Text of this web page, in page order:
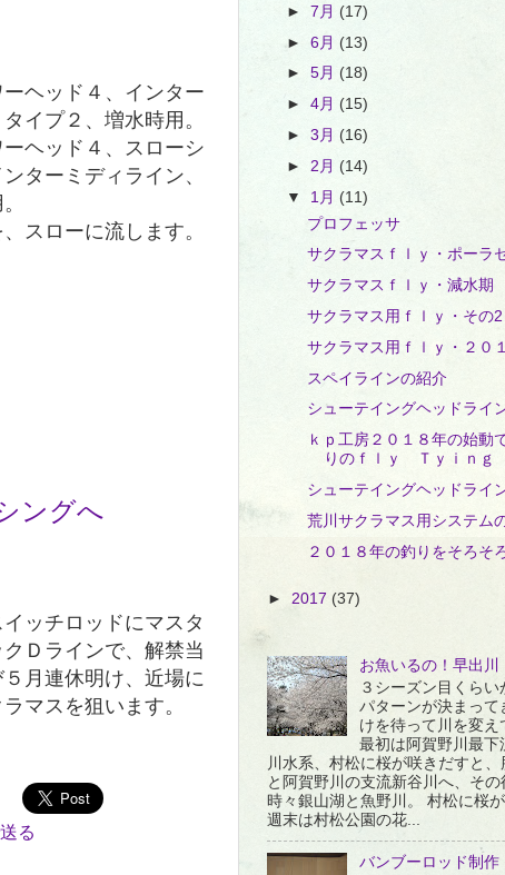
ヘッド４、
インター
イプ２、 増水時用。
ヘッド４、スローシ
ンターミディライン、
スローに流します。
イッチロッドにマスタ
Ｄラインで、 解禁当
月連休明け、近場に
マスを狙います。
►7月(17)
►6月(13)
►5月(18)
►4月(15)
►3月 (16)
► 2月(14)
▼ 1月(11)
プロフェッサ
サクラマスｆｌｙ・ポーラ
サクラマスｆｌｙ・減水期
サクラマス用ｆｌｙ・その2
サクラマス用ｆｌｙ・２０
スペイラインの紹介
シューテイングヘッドライ
ｋｐ工房２０１８年の始動
りのｆｌｙ Ｔｙｉｎｇ
シューテイングヘッドライ
荒川サクラマス用システム
２０１８年の釣りをそろそ
► 2017 (37)
お魚いるの！早出川
３シーズン目くら
パターンが決まって
けを待って川を変え
最初は阿賀野川最下
川水系、村松に桜が咲きだすと
と阿賀野川の支流新谷川へ、その
時々銀山湖と魚野川。 村松に桜が
週末は村松公園の花...
バンブーロッド制作